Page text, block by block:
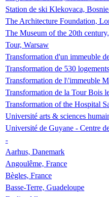
Station de ski Klekovaca,
The Architecture Foundation,
The Museum of the 20th
Tour, Warsaw
Transformation d'un immeuble
Transformation de 530
Transformation de l\'immeuble
Transformation de la Tour Bois
Transformation of the Hospital
Université arts & sciences
Université de Guyane - Centre
-
Aarhus, Danemark
Angoulême, France
Bègles, France
Basse-Terre, Guadeloupe